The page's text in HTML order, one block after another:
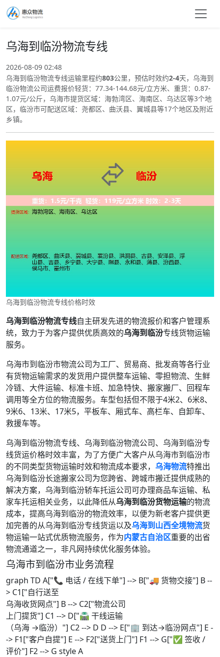
乌海到临汾物流专线
2026-08-09 02:48
乌海到临汾物流专线运输里程约803公里，预估时效约2-4天，乌海到
临汾物流公司运费报价轻货：77.34-144.68元/立方米、重货：0.87-
1.07元/公斤，乌海市提货区域：海勃湾区、海南区、乌达区等3个地
区，临汾市可配送区域：尧都区、曲沃县、翼城县等17个地区及附近
乡镇。
乌海到临汾物流专线价格时效
乌海到临汾物流专线自主研发先进的物流报价和客户管理系
统，致力于为客户提供优质高效的乌海到临汾专线货物运输
服务。
乌海市到临汾市物流公司为工厂、贸易商、批发商等各行业
有货物运输需求的发货用户提供整车运输、零担物流、生鲜
冷链、大件运输、标准卡班、加急特快、搬家搬厂、回程车
调用等全方位的物流服务。车型包括但不限于4米2、6米8、
9米6、13米、17米5，平板车、厢式车、高栏车、自卸车、
救援车等。
乌海到临汾物流专线、乌海到临汾物流公司、乌海到临汾专
线货运价格时效丰富，为了方便广大客户从乌海市到临汾市
的不同类型货物运输时效和物流成本要求， 乌海物流特推出
乌海到临汾长途搬家公司为您跨省、跨城市搬迁提供成熟的
解决方案，乌海到临汾轿车托运公司可办理商品车运输、私
家车托运相关业务，以此降低从乌海到临汾货物运输的物流
成本，提高乌海到临汾的物流效率，以便为新老客户提供更
加完善的从乌海到临汾专线货运以及乌海到山西全境物流货
物运输一站式优质物流服务，作为内蒙古自治区重要的出省
物流通道之一，非凡网持续优化服务体验。
乌海市到临汾市业务流程
graph TD A["📞 电话 / 在线下单"] --> B["🚚 货物交接"] B --
> C1["自行送至
乌海收货网点"] B --> C2["物流公司
上门提货"] C1 --> D["🛣️ 干线运输
（乌海 →临汾）"] C2 --> D D --> E["🏢 到达→临汾网点"] E -
-> F1["客户自提"] E --> F2["送货上门"] F1 --> G["✅ 签收 /
评价"] F2 --> G style A